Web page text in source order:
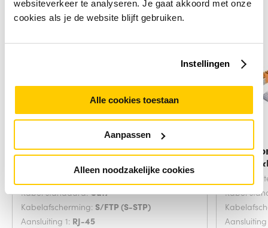
websiteverkeer te analyseren. Je gaat akkoord met onze
cookies als je de website blijft gebruiken.
Instellingen
Alle cookies toestaan
Aanpassen
Alleen noodzakelijke cookies
Microconnect SFTP702G
netwerkkabel Groen 2
Kabel standaard:Cat7
Kabelafscherming: S/FTP (S-STP)
Aansluiting 1: RJ-45
Kabel